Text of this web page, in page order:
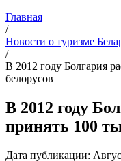
Главная
/
Новости о туризме
/
В 2012 году Болгария
белорусов
В 2012 году
принять 100
Дата публикации: